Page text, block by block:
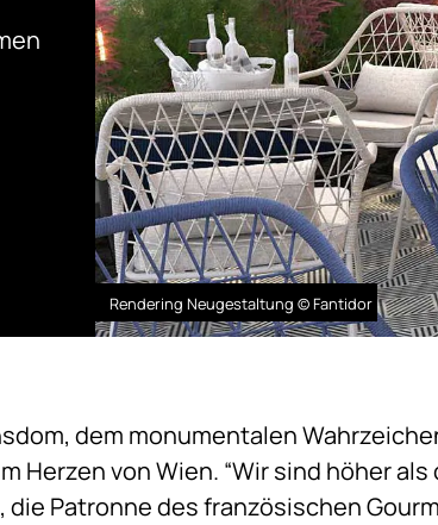
Rendering Neugestaltung © Fantidor
dem monumentalen
Herzen von Wien. “Wir sind höher
die Patronne des französischen